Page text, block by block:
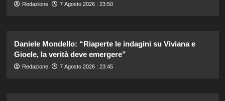
Redazione 7 Agosto 2026 : 23:50
Daniele Mondello: “Riaperte le indagini su Viviana e
Gioele, la verità deve emergere”
Redazione 7 Agosto 2026 : 23:45